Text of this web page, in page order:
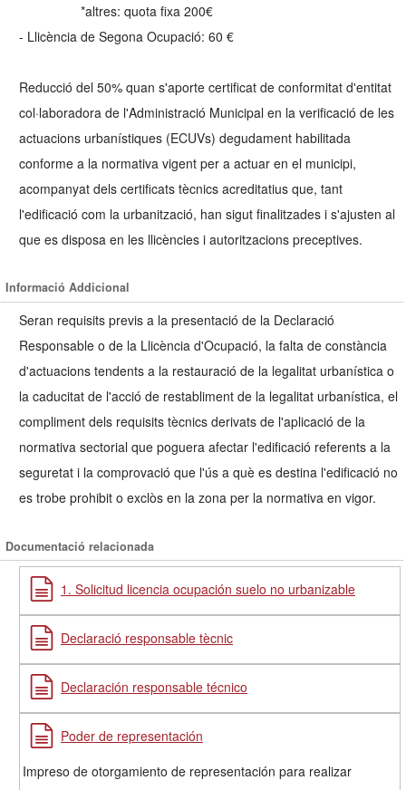
*altres: quota fixa 200€
- Llicència de Segona Ocupació: 60 €
Reducció del 50% quan s'aporte certificat de conformitat d'entitat
col·laboradora de l'Administració Municipal en la verificació de les
actuacions urbanístiques (ECUVs) degudament habilitada
conforme a la normativa vigent per a actuar en el municipi,
acompanyat dels certificats tècnics acreditatius que, tant
l'edificació com la urbanització, han sigut finalitzades i s'ajusten al
que es disposa en les llicències i autoritzacions preceptives.
Informació Addicional
Seran requisits previs a la presentació de la Declaració
Responsable o de la Llicència d'Ocupació, la falta de constància
d'actuacions tendents a la restauració de la legalitat urbanística o
la caducitat de l'acció de restabliment de la legalitat urbanística, el
compliment dels requisits tècnics derivats de l'aplicació de la
normativa sectorial que poguera afectar l'edificació referents a la
seguretat i la comprovació que l'ús a què es destina l'edificació no
es trobe prohibit o exclòs en la zona per la normativa en vigor.
Documentació relacionada
1. Solicitud licencia ocupación suelo no urbanizable
Declaració responsable tècnic
Declaración responsable técnico
Poder de representación
Impreso de otorgamiento de representación para realizar